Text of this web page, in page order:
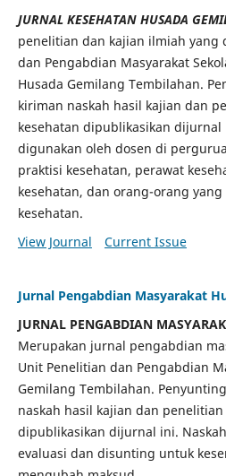
JURNAL KESEHATAN HUSADA
penelitian dan kajian ilmiah yang
dan Pengabdian Masyarakat
Husada Gemilang Tembilahan.
kiriman naskah hasil kajian dan
kesehatan dipublikasikan dijurnal
digunakan oleh dosen di
praktisi kesehatan, perawat
kesehatan, dan orang-orang
kesehatan.
View Journal
Current Issue
Jurnal Pengabdian Masyarakat
JURNAL PENGABDIAN
Merupakan jurnal pengabdian
Unit Penelitian dan Pengabdian
Gemilang Tembilahan.
naskah hasil kajian dan
dipublikasikan dijurnal ini.
evaluasi dan disunting untuk